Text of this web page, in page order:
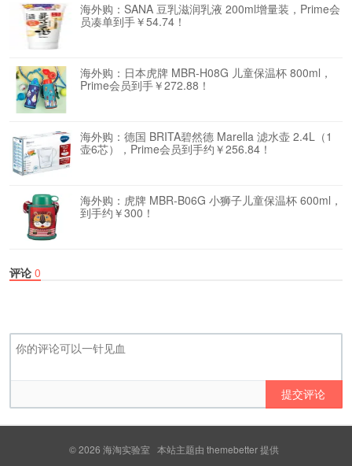
海外购：SANA 豆乳滋润乳液 200ml增量装，Prime会
员凑单到手￥54.74！
海外购：日本虎牌 MBR-H08G 儿童保温杯 800ml，
Prime会员到手￥272.88！
海外购：德国 BRITA碧然德 Marella 滤水壶 2.4L（1
壶6芯），Prime会员到手约￥256.84！
海外购：虎牌 MBR-B06G 小狮子儿童保温杯 600ml，
到手约￥300！
评论 0
提交评论
© 2026 海淘实验室 本站主题由 themebetter提供